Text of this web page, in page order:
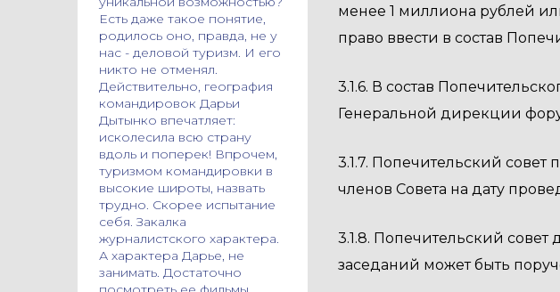
менее 1 миллиона рублей
право ввести в состав
3.1.6. В состав
Генеральной дирекции
3.1.7. Попечительский
членов Совета на дату
3.1.8. Попечительский совет
заседаний может быть
Есть даже такое понятие,
родилось оно, правда, не у
нас - деловой туризм. И его
никто не отменял.
Действительно, география
командировок Дарьи
Дытынко впечатляет:
исколесила всю страну
вдоль и поперек! Впрочем,
туризмом командировки в
высокие широты, назвать
трудно. Скорее испытание
себя. Закалка
журналистского характера.
А характера Дарье, не
занимать. Достаточно